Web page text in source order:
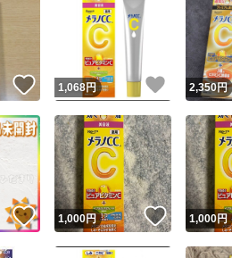
いいね！
1,068円 いいね！
2,350円
いいね！
1,000円 いいね！
1,000円